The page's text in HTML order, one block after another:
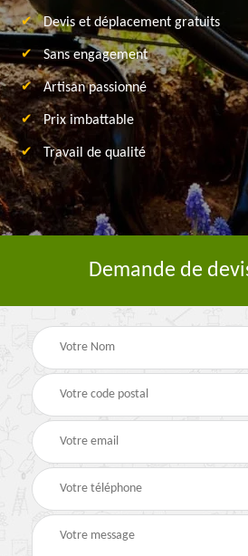
Devis et déplacement gratuits
Sans engagement
Artisan passionné
Prix imbattable
Travail de qualité
Demande de